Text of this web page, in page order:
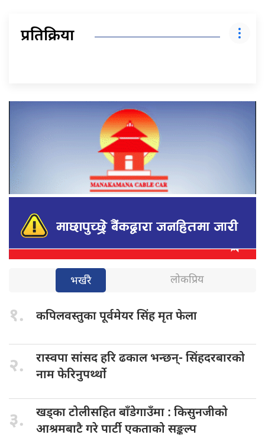
प्रतिक्रिया
भर्खरै लोकप्रिय
१. कपिलवस्तुका पूर्वमेयरसिंह मृत फेला
२. रास्वपा सांसदहरि ढकाल भन्छन्- सिंहदरबारको
नाम फेरिनुपर्थ्थो
३. खड्का टोलीसहितबाँडेगाउँमा : किसुनजीको
आश्रमबाटै गरे पार्टी एकताको सङ्कल्प